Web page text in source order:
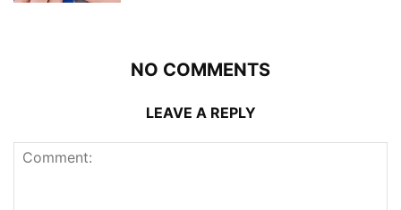
NO COMMENTS
LEAVE A REPLY